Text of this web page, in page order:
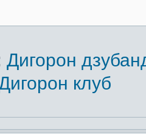
Дигорон
клуб